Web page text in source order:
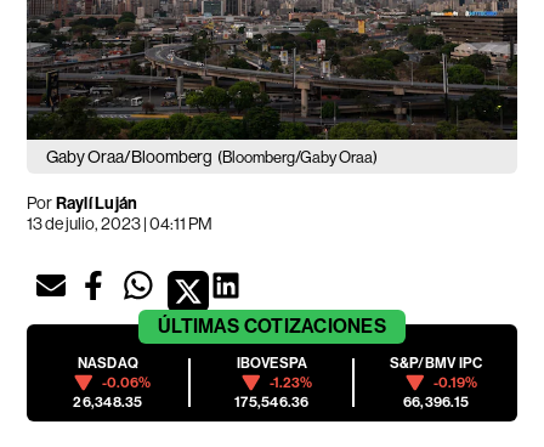
Gaby Oraa/Bloomberg (Bloomberg/Gaby Oraa)
PorRaylí Luján
13 de julio, 2023 | 04:11 PM
ÚLTIMAS COTIZACIONES
NASDAQ
-0.06%
26,348.35
IBOVESPA
-1.23%
175,546.36
S&P/BMV IPC
-0.19%
66,396.15